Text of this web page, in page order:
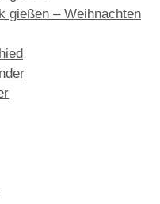
gießen – Weihnachten